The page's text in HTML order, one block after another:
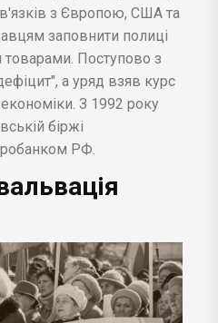
з Європою, США та
заповнити полиці
Поступово з
а уряд взяв курс
З 1992 року
біржі
РФ.